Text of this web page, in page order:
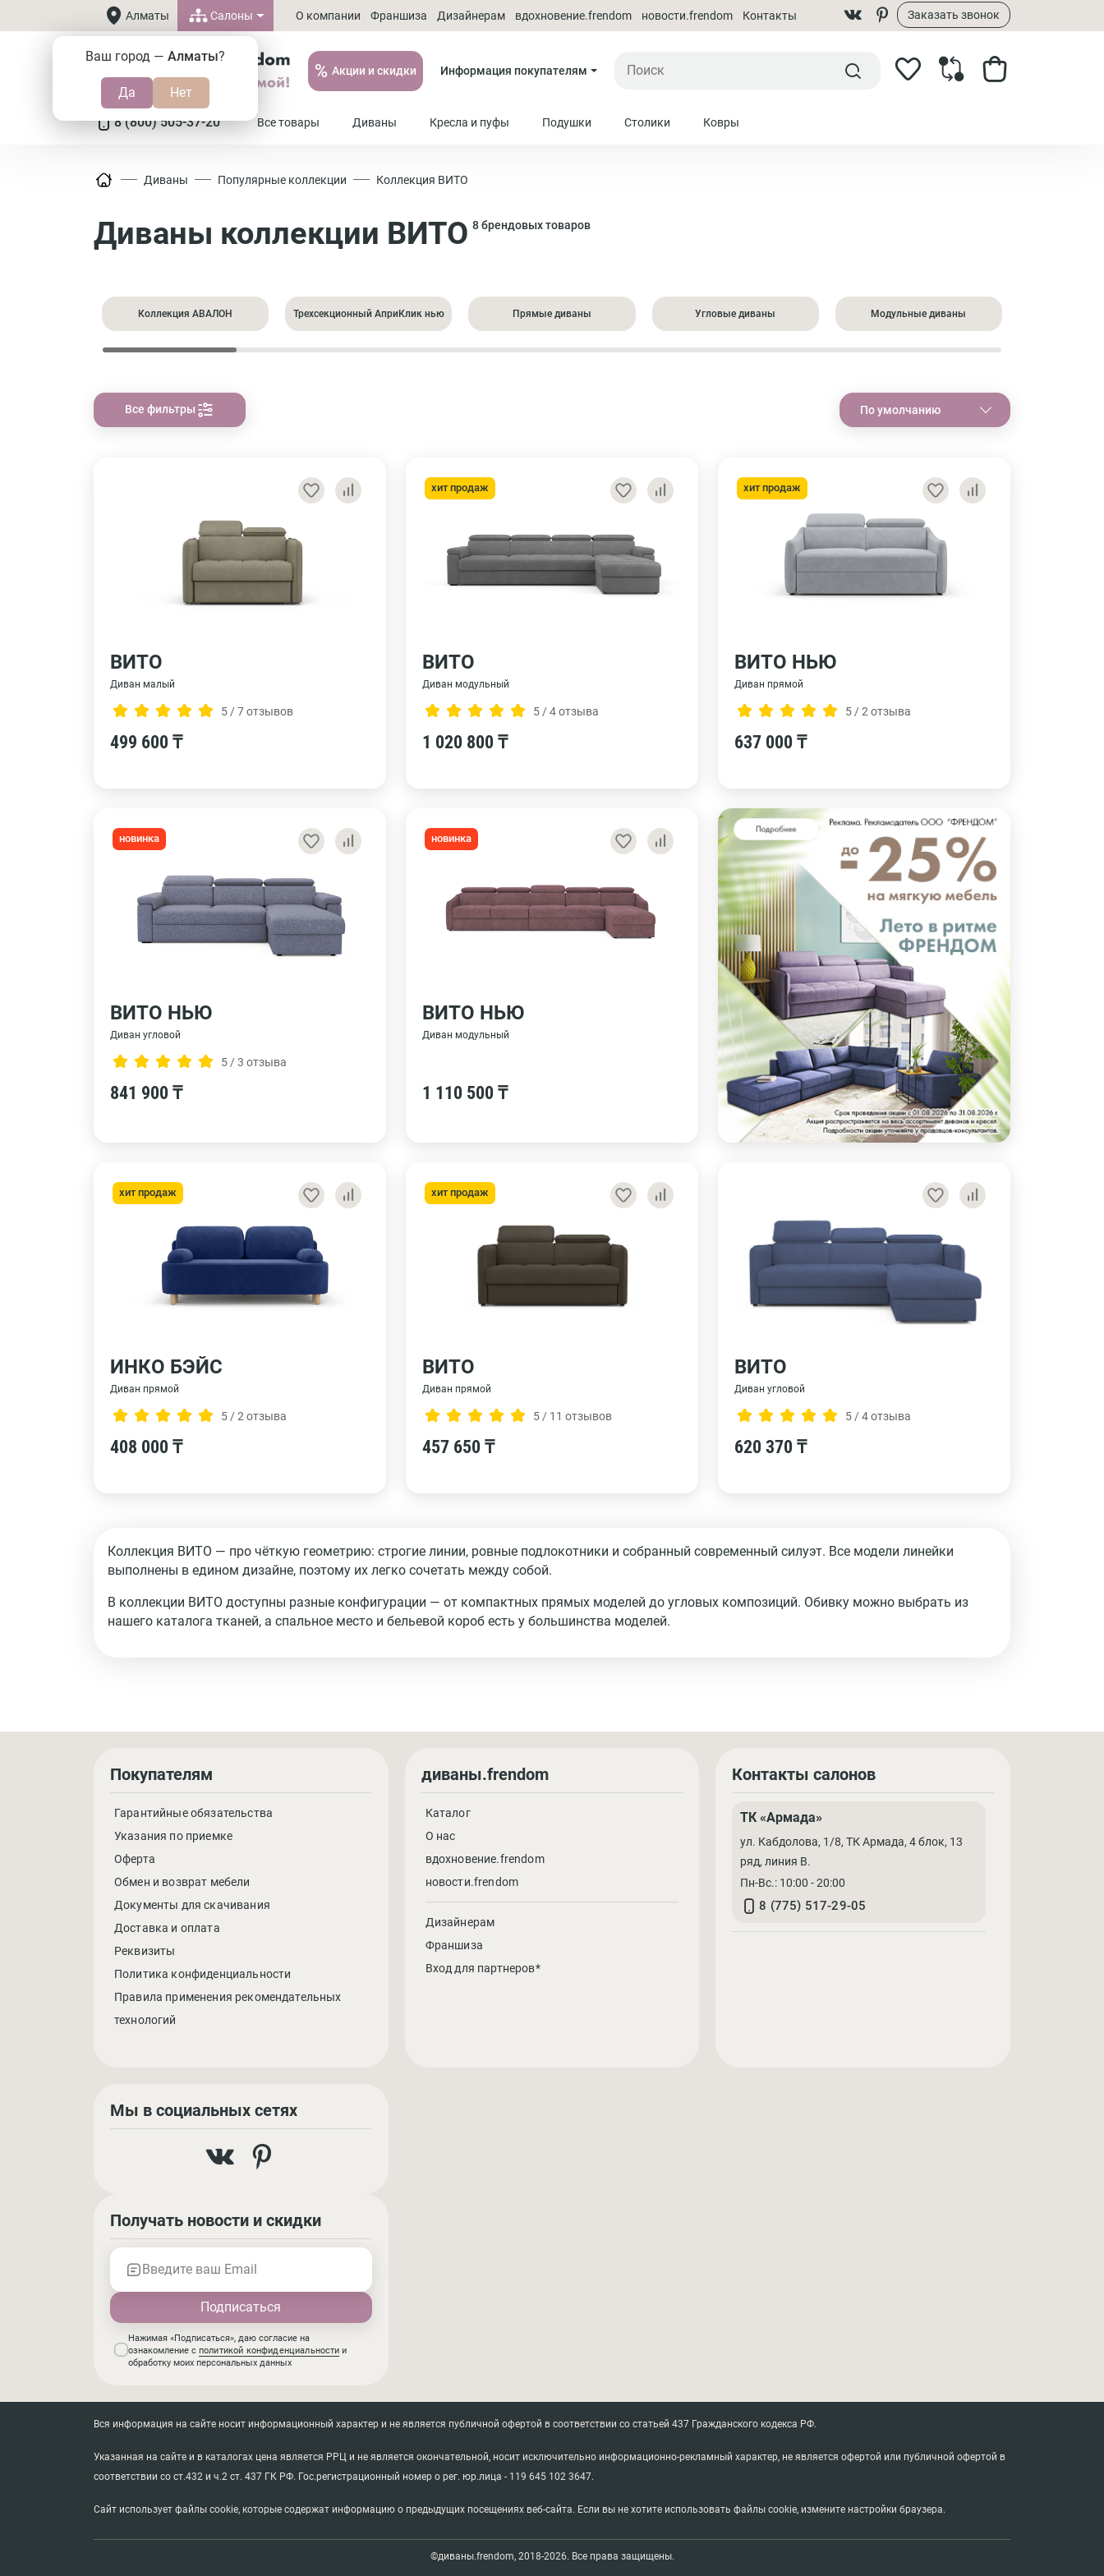
Алматы
Ваш город — Алматы?
Салоны О компании Франшиза Дизайнерам вдохновение.frendom новости.frendom Контакты Заказать звонок
% Акции и скидки Информация покупателям
8 (800) 505-37-20 Все товары Диваны Кресла и пуфы Подушки Столики Ковры
Диваны Популярные коллекции Коллекция ВИТО
Диваны коллекции ВИТО 8 брендовых товаров
Коллекция АВАЛОН Трехсекционный АприКлик нью Прямые диваны Угловые диваны Модульные диваны
Все фильтры По умолчанию
ВИТО
Диван малый
5 / 7 отзывов
499 600 ₸
хит продаж
ВИТО
Диван модульный
5 / 4 отзыва
1 020 800 ₸
хит продаж
ВИТО НЬЮ
Диван прямой
5 / 2 отзыва
637 000 ₸
новинка
ВИТО НЬЮ
Диван угловой
5 / 3 отзыва
841 900 ₸
новинка
ВИТО НЬЮ
Диван модульный
1 110 500 ₸
хит продаж
ИНКО БЭЙС
Диван прямой
5 / 2 отзыва
408 000 ₸
хит продаж
ВИТО
Диван прямой
5 / 11 отзывов
457 650 ₸
ВИТО
Диван угловой
5 / 4 отзыва
620 370 ₸
Коллекция ВИТО — про чёткую геометрию: строгие линии, ровные подлокотники и собранный современный силуэт. Все модели линейки
выполнены в едином дизайне, поэтому их легко сочетать между собой.
В коллекции ВИТО доступны разные конфигурации — от компактных прямых моделей до угловых композиций. Обивку можно выбрать из
нашего каталога тканей, а спальное место и бельевой короб есть у большинства моделей.
Покупателям
Гарантийные обязательства
Указания по приемке
Оферта
Обмен и возврат мебели
Документы для скачивания
Доставка и оплата
Реквизиты
Политика конфиденциальности
Правила применения рекомендательных
технологий
диваны.frendom
Каталог
О нас
вдохновение.frendom
новости.frendom
Дизайнерам
Франшиза
Вход для партнеров*
Контакты салонов
ТК «Армада»
ул. Кабдолова, 1/8, ТК Армада, 4 блок, 13
ряд, линия В.
Пн-Вс.: 10:00 - 20:00
8 (775) 517-29-05
Мы в социальных сетях
Получать новости и скидки
Введите ваш Email
Нажимая «Подписаться», даю согласие на
ознакомление с политикой конфиденциальности и
обработку моих персональных данных
Вся информация на сайте носит информационный характер и не является публичной офертой в соответствии со статьей 437 Гражданского кодекса РФ.
Указанная на сайте и в каталогах цена является РРЦ и не является окончательной, носит исключительно информационно-рекламный характер, не является офертой или публичной офертой в
соответствии со ст.432 и ч.2 ст. 437 ГК РФ. Гос.регистрационный номер о рег. юр.лица - 119 645 102 3647.
Сайт использует файлы cookie, которые содержат информацию о предыдущих посещениях веб-сайта. Если вы не хотите использовать файлы cookie, измените настройки браузера.
©диваны.frendom, 2018-2026. Все права защищены.